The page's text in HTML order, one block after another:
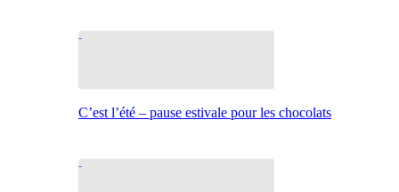
C’est l’été – pause estivale pour les chocolats